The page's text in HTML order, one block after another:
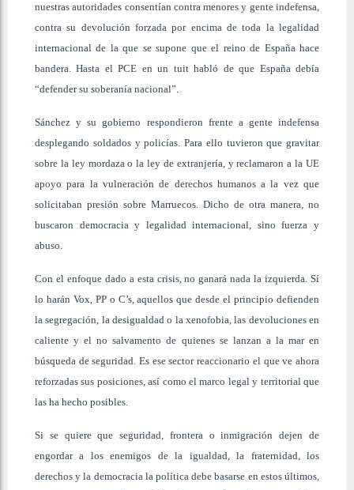
nuestras autoridades consentían contra menores y gente indefensa,
contra su devolución forzada por encima de toda la legalidad
internacional de la que se supone que el reino de España hace
bandera. Hasta el PCE en un tuit habló de que España debía
“defender su soberanía nacional”.
Sánchez y su gobierno respondieron frente a gente indefensa
desplegando soldados y policías. Para ello tuvieron que gravitar
sobre la ley mordaza o la ley de extranjería, y reclamaron a la UE
apoyo para la vulneración de derechos humanos a la vez que
solicitaban presión sobre Marruecos. Dicho de otra manera, no
buscaron democracia y legalidad internacional, sino fuerza y
abuso.
Con el enfoque dado a esta crisis, no ganará nada la izquierda. Sí
lo harán Vox, PP o C’s, aquellos que desde el principio defienden
la segregación, la desigualdad o la xenofobia, las devoluciones en
caliente y el no salvamento de quienes se lanzan a la mar en
búsqueda de seguridad. Es ese sector reaccionario el que ve ahora
reforzadas sus posiciones, así como el marco legal y territorial que
las ha hecho posibles.
Si se quiere que seguridad, frontera o inmigración dejen de
engordar a los enemigos de la igualdad, la fraternidad, los
derechos y la democracia la política debe basarse en estos últimos,